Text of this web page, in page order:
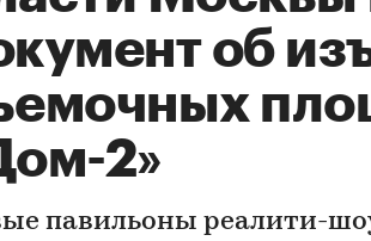
об
2»
павильоны реалити-